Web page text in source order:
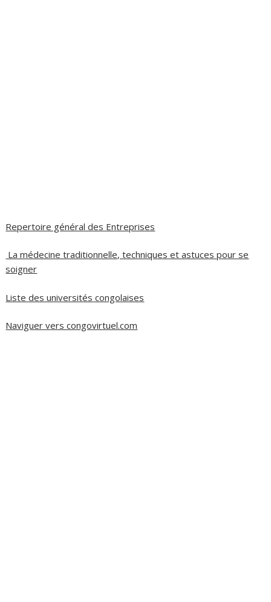
Repertoire général des Entreprises
La médecine traditionnelle, techniques et astuces pour se
soigner
Liste des universités congolaises
Naviguer vers congovirtuel.com